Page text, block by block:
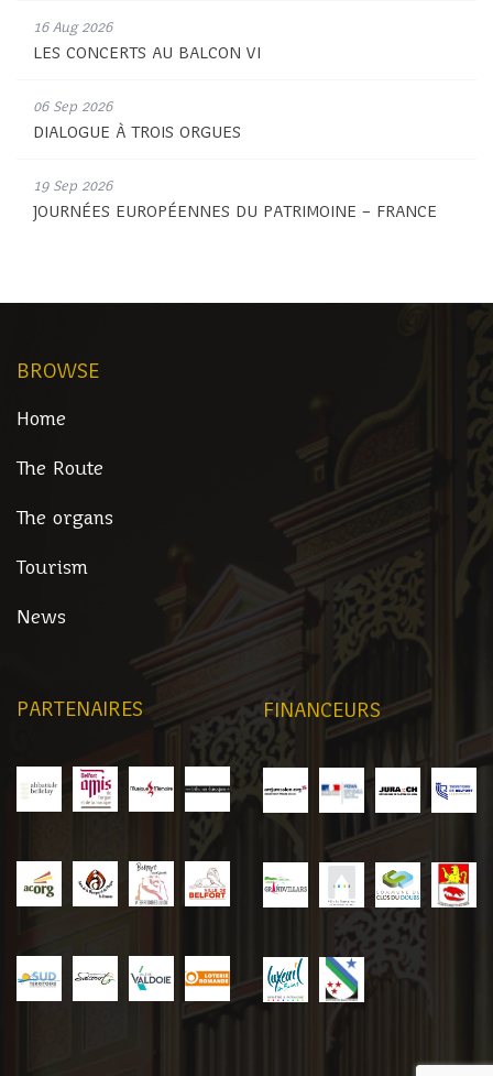
16 Aug 2026
LES CONCERTS AU BALCON VI
06 Sep 2026
DIALOGUE À TROIS ORGUES
19 Sep 2026
JOURNÉES EUROPÉENNES DU PATRIMOINE – FRANCE
BROWSE
Home
The Route
The organs
Tourism
News
PARTENAIRES FINANCEURS